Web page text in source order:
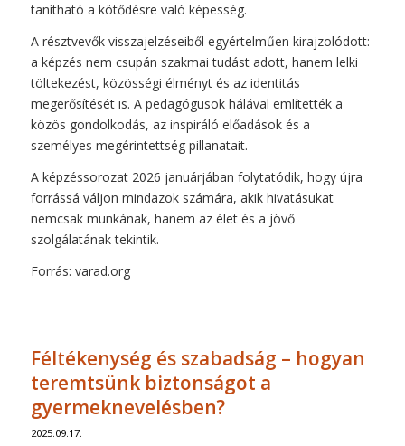
tanítható a kötődésre való képesség.
A résztvevők visszajelzéseiből egyértelműen kirajzolódott:
a képzés nem csupán szakmai tudást adott, hanem lelki
töltekezést, közösségi élményt és az identitás
megerősítését is. A pedagógusok hálával említették a
közös gondolkodás, az inspiráló előadások és a
személyes megérintettség pillanatait.
A képzéssorozat 2026 januárjában folytatódik, hogy újra
forrássá váljon mindazok számára, akik hivatásukat
nemcsak munkának, hanem az élet és a jövő
szolgálatának tekintik.
Forrás: varad.org
Féltékenység és szabadság – hogyan
teremtsünk biztonságot a
gyermeknevelésben?
2025.09.17.